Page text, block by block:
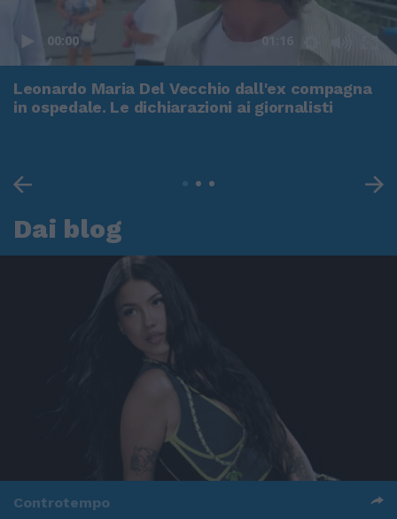
00:00 01:16
Leonardo Maria Del Vecchio dall'ex compagna
in ospedale. Le dichiarazioni ai giornalisti
Dai blog
Controtempo